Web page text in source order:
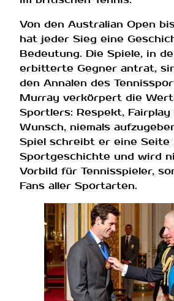
Von den Australian Open
hat jeder Sieg eine
Bedeutung. Die Spiele, in
erbitterte Gegner antrat,
den Annalen des
Murray verkörpert die
Sportlers: Respekt, Fairplay
Wunsch, niemals
Spiel schreibt er eine Seite
Sportgeschichte und wird
Vorbild für Tennisspieler,
Fans aller Sportarten.